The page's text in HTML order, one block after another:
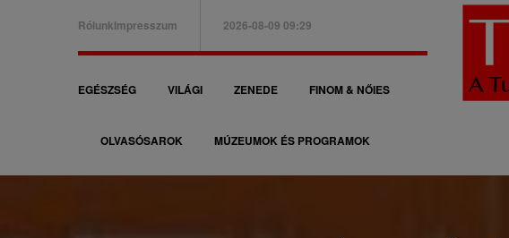
B
a
e
s
RólunkImpresszum 2026-08-09 09:29
F
a
EGÉSZSÉG VILÁGI ZENEDE FINOM & NŐIES
OLVASÓSAROK MÚZEUMOK ÉS PROGRAMOK